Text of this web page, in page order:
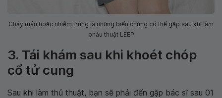
Chảy máu hoặc nhiễm trùng là những biến chứng có thể gặp sau khi làm
phẫu thuật LEEP
3. Tái khám sau khi khoét chóp
cổ tử cung
Sau khi làm thủ thuật, bạn sẽ phải đến gặp bác sĩ sau 01